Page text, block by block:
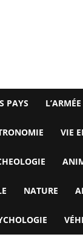
PAYS L’ARMÉE
VIE
NATURE